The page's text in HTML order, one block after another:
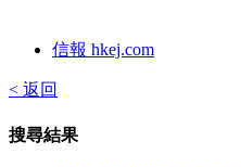
信報 hkej.com
< 返回
搜尋結果